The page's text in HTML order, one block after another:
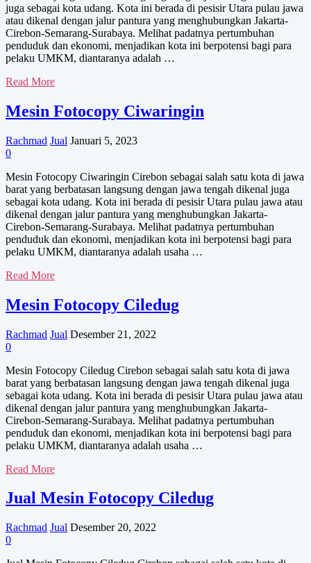
juga sebagai kota udang. Kota ini berada di pesisir Utara pulau jawa
atau dikenal dengan jalur pantura yang menghubungkan Jakarta-
Cirebon-Semarang-Surabaya. Melihat padatnya pertumbuhan
penduduk dan ekonomi, menjadikan kota ini berpotensi bagi para
pelaku UMKM, diantaranya adalah …
Jual
Fotocopy
Ciwaringin
Read More
Mesin Fotocopy Ciwaringin
Rachmad Jual Januari 5, 2023
0
Mesin Fotocopy Ciwaringin Cirebon sebagai salah satu kota di jawa
barat yang berbatasan langsung dengan jawa tengah dikenal juga
sebagai kota udang. Kota ini berada di pesisir Utara pulau jawa atau
dikenal dengan jalur pantura yang menghubungkan Jakarta-
Cirebon-Semarang-Surabaya. Melihat padatnya pertumbuhan
penduduk dan ekonomi, menjadikan kota ini berpotensi bagi para
pelaku UMKM, diantaranya adalah usaha …
Mesin
Ciwaringin
Read More
Mesin Fotocopy Ciledug
Rachmad Jual Desember 21, 2022
0
Mesin Fotocopy Ciledug Cirebon sebagai salah satu kota di jawa
barat yang berbatasan langsung dengan jawa tengah dikenal juga
sebagai kota udang. Kota ini berada di pesisir Utara pulau jawa atau
dikenal dengan jalur pantura yang menghubungkan Jakarta-
Cirebon-Semarang-Surabaya. Melihat padatnya pertumbuhan
penduduk dan ekonomi, menjadikan kota ini berpotensi bagi para
pelaku UMKM, diantaranya adalah usaha …
Mesin
Ciledug
Read More
Jual Mesin Fotocopy Ciledug
Rachmad Jual Desember 20, 2022
0